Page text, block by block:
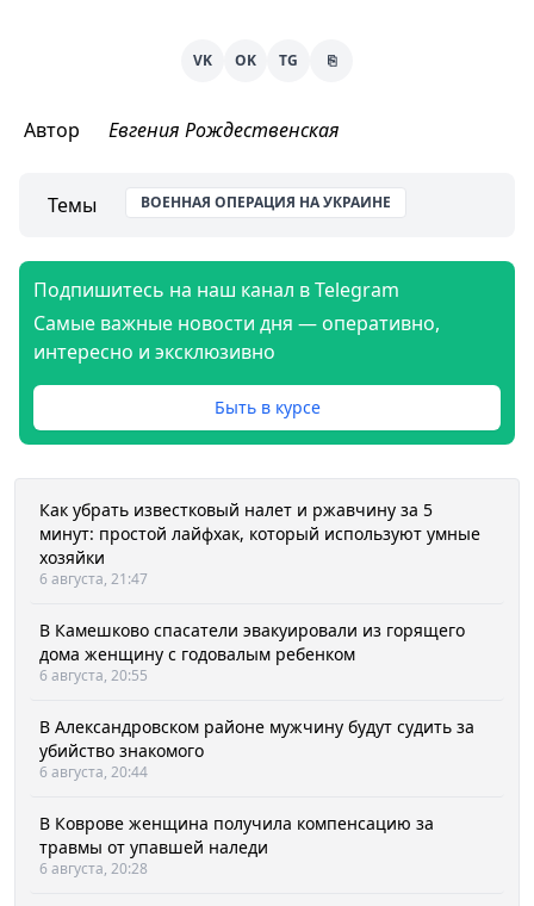
VK OK TG ⎘
Автор Евгения Рождественская
Темы ВОЕННАЯ ОПЕРАЦИЯ НА УКРАИНЕ
Подпишитесь на наш канал в Telegram
Самые важные новости дня — оперативно,
интересно и эксклюзивно
Быть в курсе
Как убрать известковый налет и ржавчину за 5
минут: простой лайфхак, который используют умные
хозяйки
6 августа, 21:47
В Камешково спасатели эвакуировали из горящего
дома женщину с годовалым ребенком
6 августа, 20:55
В Александровском районе мужчину будут судить за
убийство знакомого
6 августа, 20:44
В Коврове женщина получила компенсацию за
травмы от упавшей наледи
6 августа, 20:28